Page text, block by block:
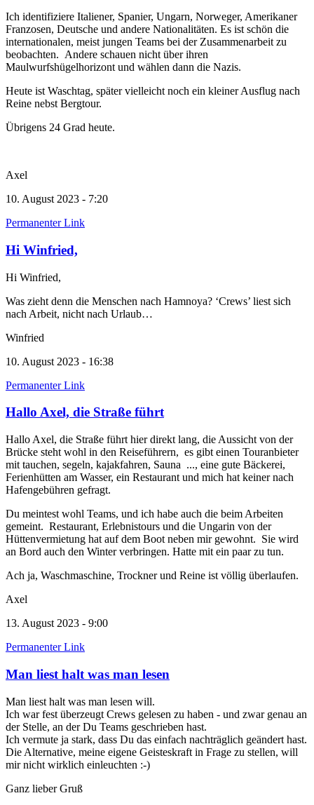
Ich identifiziere Italiener, Spanier, Ungarn, Norweger, Amerikaner
Franzosen, Deutsche und andere Nationalitäten. Es ist schön die
internationalen, meist jungen Teams bei der Zusammenarbeit zu
beobachten. Andere schauen nicht über ihren
Maulwurfshügelhorizont und wählen dann die Nazis.
Heute ist Waschtag, später vielleicht noch ein kleiner Ausflug nach
Reine nebst Bergtour.
Übrigens 24 Grad heute.
Axel
10. August 2023 - 7:20
Permanenter Link
Hi Winfried,
Hi Winfried,
Was zieht denn die Menschen nach Hamnoya? ‘Crews’ liest sich
nach Arbeit, nicht nach Urlaub…
Winfried
10. August 2023 - 16:38
Permanenter Link
Hallo Axel, die Straße führt
Hallo Axel, die Straße führt hier direkt lang, die Aussicht von der
Brücke steht wohl in den Reiseführern, es gibt einen Touranbieter
mit tauchen, segeln, kajakfahren, Sauna ..., eine gute Bäckerei,
Ferienhütten am Wasser, ein Restaurant und mich hat keiner nach
Hafengebühren gefragt.
Du meintest wohl Teams, und ich habe auch die beim Arbeiten
gemeint. Restaurant, Erlebnistours und die Ungarin von der
Hüttenvermietung hat auf dem Boot neben mir gewohnt. Sie wird
an Bord auch den Winter verbringen. Hatte mit ein paar zu tun.
Ach ja, Waschmaschine, Trockner und Reine ist völlig überlaufen.
Axel
13. August 2023 - 9:00
Permanenter Link
Man liest halt was man lesen
Man liest halt was man lesen will.
Ich war fest überzeugt Crews gelesen zu haben - und zwar genau an
der Stelle, an der Du Teams geschrieben hast.
Ich vermute ja stark, dass Du das einfach nachträglich geändert hast.
Die Alternative, meine eigene Geisteskraft in Frage zu stellen, will
mir nicht wirklich einleuchten :-)
Ganz lieber Gruß